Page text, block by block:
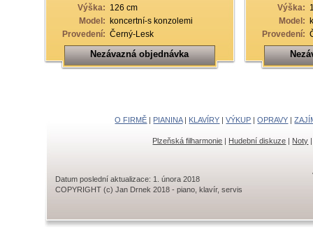
Výška: 126 cm
Model: koncertní-s konzolemi
Provedení: Černý-Lesk
Nezávazná objednávka
Výška:
Model:
Provedení:
O FIRMĚ | PIANINA| KLAVÍRY |VÝKUP |OPRAVY |
Plzeňská filharmonie | Hudební diskuze | Noty
Datum poslední aktualizace: 1. února 2018
COPYRIGHT (c) Jan Drnek 2018 - piano, klavír, servis